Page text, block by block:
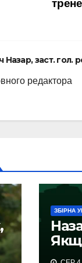
заст. гол.
редактора
ЗБІРНА